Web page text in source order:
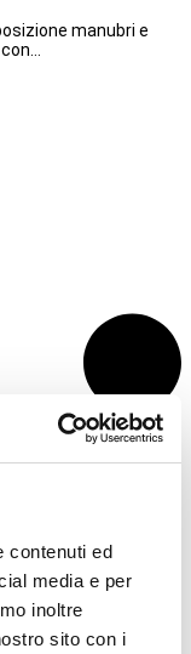
contenuti ed
media e per
inoltre
sito con i
manubri e